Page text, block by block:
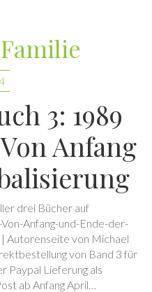
3: 1989
Anfang
drei Bücher auf
Anfang-und-Ende-der-
Autorenseite von Michael
von Band 3 für
Paypal Lieferung als
ab Anfang April…